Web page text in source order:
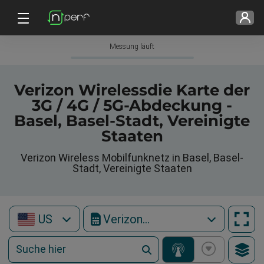
Messung läuft
Verizon Wirelessdie Karte der
3G / 4G / 5G-Abdeckung -
Basel, Basel-Stadt, Vereinigte
Staaten
Verizon Wireless Mobilfunknetz in Basel, Basel-
Stadt, Vereinigte Staaten
US Verizon Wireless